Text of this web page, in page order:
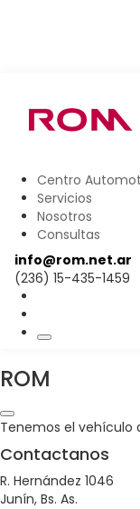
Centro
Servicios
Nosotros
Consultas
info@rom.net.ar
(236) 15-435-1459
ROM
Tenemos el vehículo
Contactanos
R. Hernández 1046
Junín, Bs. As.